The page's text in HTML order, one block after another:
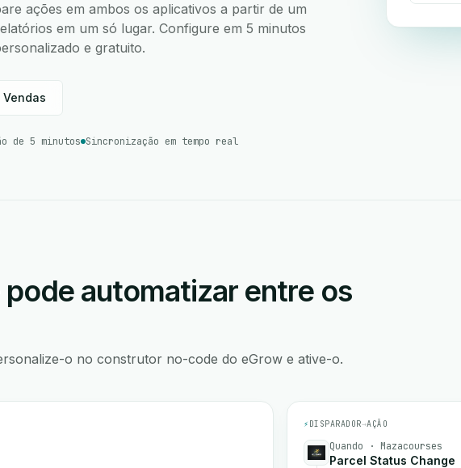
ações em ambos os aplicativos a partir de um
em um só lugar. Configure em 5 minutos
e gratuito.
Vendas
de 5 minutos Sincronização em tempo real
automatizar entre os
o no construtor no-code do eGrow e ative-o.
⚡ DISPARADOR→AÇÃO
Quando · Mazacourses
Parcel Status Change